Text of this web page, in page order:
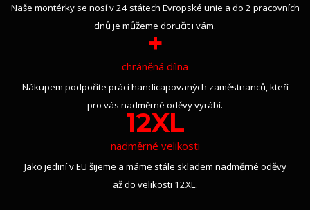
Naše montérky se nosí v 24 státech Evropské unie a do 2 pracovních
dnů je můžeme doručit i vám.
+
chráněná dílna
Nákupem podpoříte práci handicapovaných zaměstnanců, kteří
pro vás nadměrné oděvy vyrábí.
12XL
nadměrné velikosti
Jako jediní v EU šijeme a máme stále skladem nadměrné oděvy
až do velikosti 12XL.